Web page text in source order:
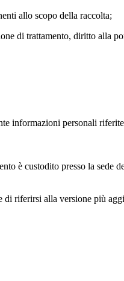
allo scopo della raccolta;
di trattamento, diritto alla
informazioni personali
è custodito presso la sede
riferirsi alla versione più